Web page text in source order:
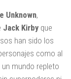
Unknown,
Jack Kirby que
han sido los
como al
mundo repleto